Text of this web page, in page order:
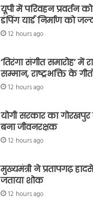
यूपी में परिवहन प्रवर्तन
डंपिंग यार्ड निर्माण को
12 hours ago
‘तिरंगा संगीत समारोह’ में
सम्मान, राष्ट्रभक्ति के
12 hours ago
योगी सरकार का गोरखपुर
बना जीवनरक्षक
12 hours ago
मुख्यमंत्री ने प्रतापगढ़
जताया शोक
12 hours ago